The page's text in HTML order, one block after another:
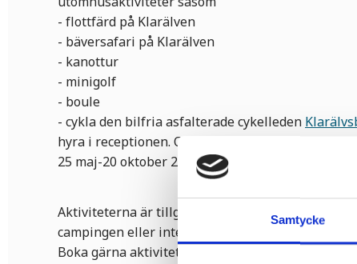
Samtycke
- flottfärd på Klarälven
- bäversafari på Klarälven
- kanottur
- minigolf
- boule
- cykla den bilfria asfalterade cykelleden
hyra i receptionen. Observera! Bron över
25 maj-20 oktober 2026.
Aktiviteterna är tillgängliga för alla, oavsett om du
campingen eller inte.
Boka gärna aktiviteterna i förväg via